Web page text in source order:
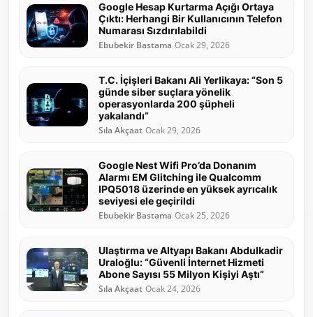
Google Hesap Kurtarma Açığı Ortaya
Çıktı: Herhangi Bir Kullanıcının Telefon
Numarası Sızdırılabildi
Ebubekir Bastama Ocak 29, 2026
T.C. İçişleri Bakanı Ali Yerlikaya: “Son 5
günde siber suçlara yönelik
operasyonlarda 200 şüpheli
yakalandı”
Sıla Akçaat Ocak 29, 2026
Google Nest Wifi Pro’da Donanım
Alarmı EM Glitching ile Qualcomm
IPQ5018 üzerinde en yüksek ayrıcalık
seviyesi ele geçirildi
Ebubekir Bastama Ocak 25, 2026
Ulaştırma ve Altyapı Bakanı Abdulkadir
Uraloğlu: “Güvenli İnternet Hizmeti
Abone Sayısı 55 Milyon Kişiyi Aştı”
Sıla Akçaat Ocak 24, 2026